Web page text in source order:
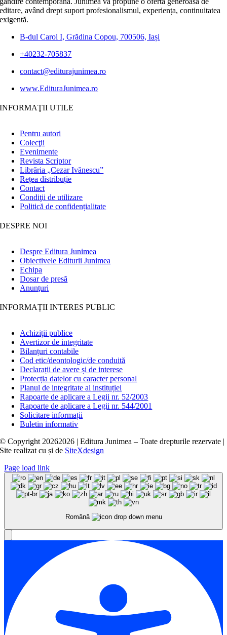
editare, având drept suport profesionalismul, experiența, continuitatea
exigentă.
B-dul Carol I, Grădina Copou, 700506, Iași
+40232-705837
contact@editurajunimea.ro
www.EdituraJunimea.ro
INFORMAŢII UTILE
Pentru autori
Colecţii
Evenimente
Revista Scriptor
Librăria „Cezar Ivănescu”
Rețea distribuție
Contact
Condiţii de utilizare
Politică de confidențialitate
DESPRE NOI
Despre Editura Junimea
Obiectivele Editurii Junimea
Echipa
Dosar de presă
Anunţuri
INFORMAȚII INTERES PUBLIC
Achiziții publice
Avertizor de integritate
Bilanțuri contabile
Cod etic/deontologic/de conduită
Declarații de avere și de interese
Protecția datelor cu caracter personal
Planul de integritate al instituției
Rapoarte de aplicare a Legii nr. 52/2003
Rapoarte de aplicare a Legii nr. 544/2001
Solicitare informații
Buletin informativ
© Copyright 20262026 | Editura Junimea – Toate drepturile rezervate |
Site realizat cușide SiteXdesign
Page load link
Română